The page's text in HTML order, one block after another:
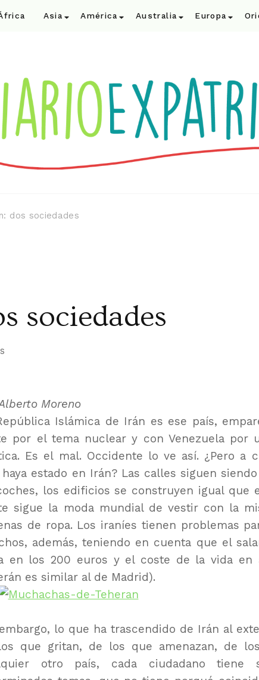
Asia América Australia Europa
dos sociedades
sociedades
sociedades
Moreno
Islámica de Irán es ese país,
por el tema nuclear y con Venezuela por
Es el mal. Occidente lo ve así. ¿Pero a
estado en Irán? Las calles siguen
los edificios se construyen igual que
sigue la moda mundial de vestir con la
de ropa. Los iraníes tienen problemas
además, teniendo en cuenta que el
en los 200 euros y el coste de la vida en
es similar al de Madrid).
lo que ha trascendido de Irán al
que gritan, de los que amenazan, de
otro país, cada ciudadano tiene